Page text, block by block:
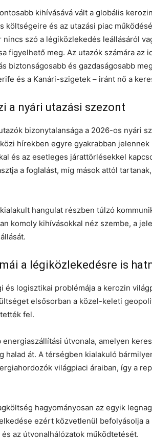
kihívásává vált a globális
költségeire és az utazási piac
szó a légiközlekedés leállásáról
figyelhető meg. Az utazók számára az
biztonságosabb és gazdaságosabb
és a Kanári-szigetek – iránt nő a
a nyári utazási szezont
bizonytalansága a 2026-os nyári
hírekben egyre gyakrabban jelennek
és az esetleges járattörlésekkel
a foglalást, míg mások attól
hangulat részben túlzó
komoly kihívásokkal néz szembe, a
a légiközlekedésre is
logisztikai problémája a kerozin
elsősorban a közel-keleti
fel.
útvonala, amelyen
halad át. A térségben kialakuló
világpiaci áraiban, így a
hagyományosan az egyik
ezért közvetlenül befolyásolja a
az útvonalhálózatok működtetését.